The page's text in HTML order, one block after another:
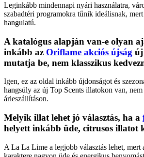
Leginkább mindennapi nyári használatra,
szabadtéri programokra tűnik ideálisnak,
hangulatú.
A katalógus alapján van-e olyan
inkább az Oriflame akciós újság új
mutatja be, nem klasszikus
Igen, ez az oldal inkább újdonságot és
hangsúly az új Top Scents illatokon van,
árleszállításon.
Melyik illat lehet jó választás, ha a
helyett inkább üde, citrusos illatot
A La La Lime a legjobb választás lehet, mert